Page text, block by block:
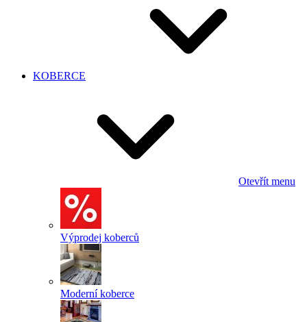
KOBERCE
Otevřít menu
Výprodej koberců
Moderní koberce